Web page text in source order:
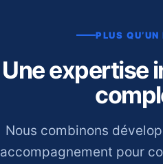
PLUS
Une expertise
Nous combinons
accompagnement pour